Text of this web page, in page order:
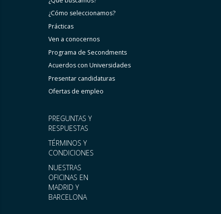
PREGUNTAS Y
RESPUESTAS
TÉRMINOS Y
CONDICIONES
NUESTRAS
OFICINAS EN
MADRID Y
BARCELONA
¿Cómo seleccionamos?
Prácticas
Ven a conocernos
Programa de Secondments
Acuerdos con Universidades
Presentar candidaturas
Ofertas de empleo